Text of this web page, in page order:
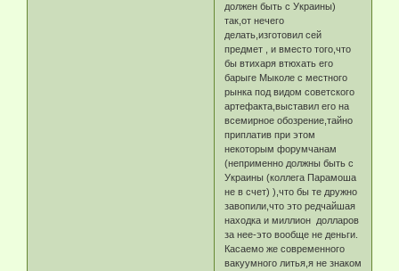
должен быть с Украины)
так,от нечего
делать,изготовил сей
предмет , и вместо того,что
бы втихаря втюхать его
барыге Мыколе с местного
рынка под видом советского
артефакта,выставил его на
всемирное обозрение,тайно
приплатив при этом
некоторым форумчанам
(неприменно должны быть с
Украины (коллега Парамоша
не в счет) ),что бы те дружно
завопили,что это редчайшая
находка и миллион долларов
за нее-это вообще не деньги.
Касаемо же современного
вакуумного литья,я не знаком